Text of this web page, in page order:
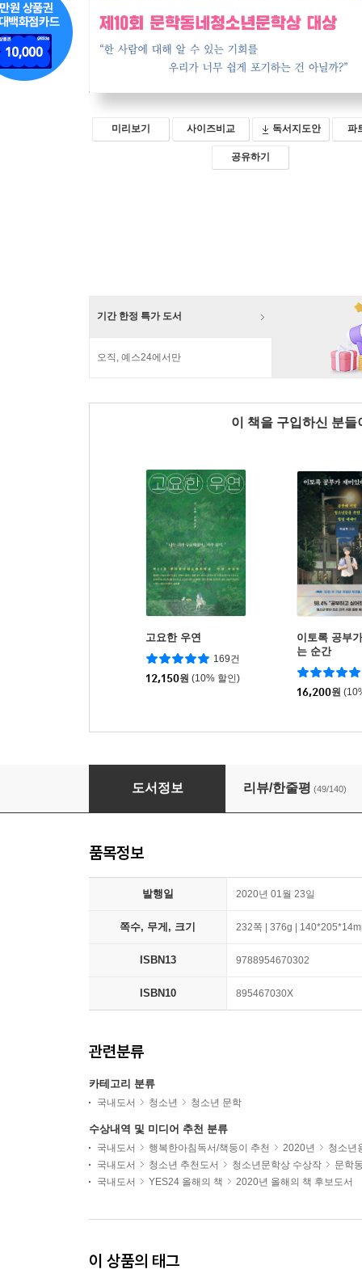
미리보기 사이즈비교 독서지도안 파
공유하기
기간 한정 특가 도서
오직, 예스24에서만
이 책을 구입하신 분
고요한 우연
169건
12,150원 (10% 할인)
이토록 공부
는 순간
16,200원
독고솜에게 반하면
도서정보 리뷰/한줄평 (49/140)
품목정보
발행일 2020년 01월 23일
쪽수, 무게, 크기 232쪽 | 376g |
ISBN13 9788954670302
ISBN10 895467030X
관련분류
카테고리 분류
국내도서 청소년 청소년 문학
수상내역 및 미디어 추천 분류
국내도서 행복한아침독서/책둥이 추천 2020년
청소년
국내도서
청소년 추천도서 청소년문학상 수상작
문학
국내도서
YES24 올해의 책 2020년 올해의 책 후보도서
이 상품의 태그